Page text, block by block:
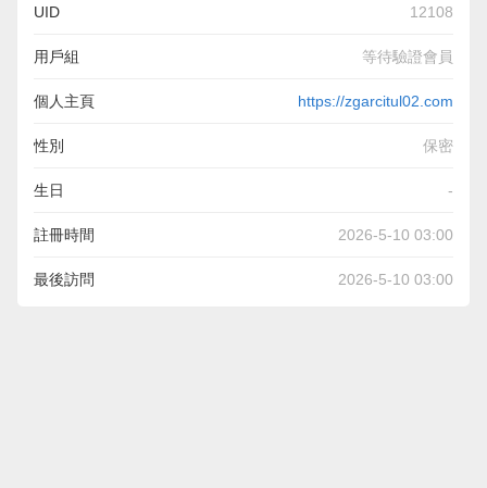
UID 12108
用戶組 等待驗證會員
個人主頁 https://zgarcitul02.com
性別 保密
生日 -
註冊時間 2026-5-10 03:00
最後訪問 2026-5-10 03:00